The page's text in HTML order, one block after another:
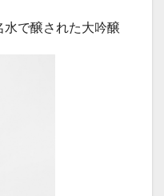
で醸された大吟醸